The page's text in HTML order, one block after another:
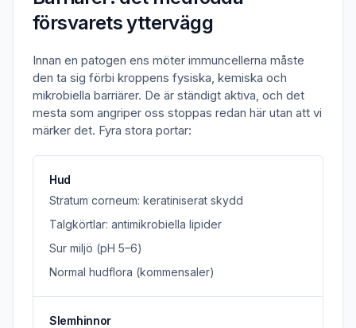
försvarets yttervägg
Innan en patogen ens möter immuncellerna måste
den ta sig förbi kroppens fysiska, kemiska och
mikrobiella barriärer. De är ständigt aktiva, och det
mesta som angriper oss stoppas redan här utan att vi
märker det. Fyra stora portar:
Hud
Stratum corneum: keratiniserat skydd
Talgkörtlar: antimikrobiella lipider
Sur miljö (pH 5–6)
Normal hudflora (kommensaler)
Slemhinnor